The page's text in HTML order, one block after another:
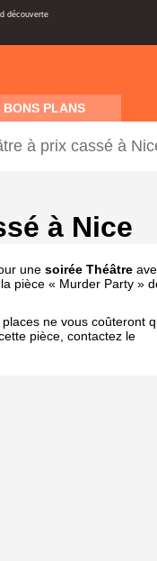
découverte
BONS PLANS
à prix cassé à
à Nice
une soirée Théâtre
pièce « Murder Party »
ne vous coûteront
pièce, contactez le